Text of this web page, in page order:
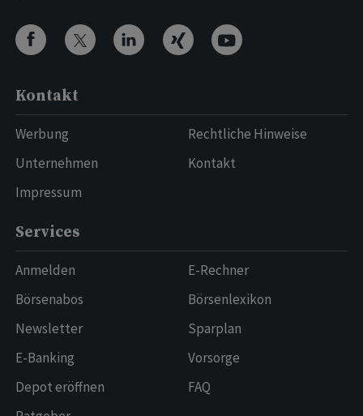
Kontakt
Werbung
Unternehmen
Impressum
Rechtliche Hinweise
Kontakt
Services
Anmelden
Börsenabos
Newsletter
E-Banking
Depot eröffnen
E-Rechner
Börsenlexikon
Sparplan
Vorsorge
FAQ